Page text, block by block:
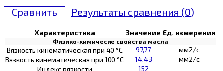
Сравнить Результаты сравнения (0)
Характеристика Значение Ед. измерения
Физико-химичесие свойства масла
Вязкость кинематическая при 40 °С 97,77
мм2/с
Вязкость кинематическая при 100 °С
14,43
мм2/с
Индекс вязкости
152